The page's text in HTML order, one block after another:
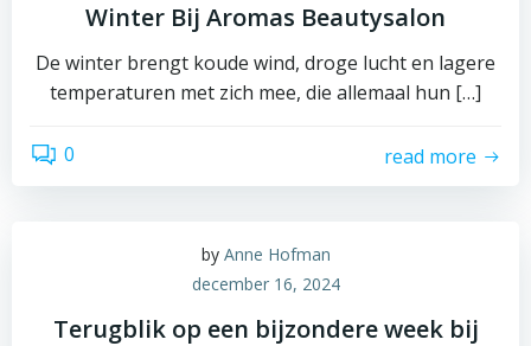
Winter Bij Aromas Beautysalon
De winter brengt koude wind, droge lucht en lagere
temperaturen met zich mee, die allemaal hun […]
0 read more
by Anne Hofman
december 16, 2024
Terugblik op een bijzondere week bij